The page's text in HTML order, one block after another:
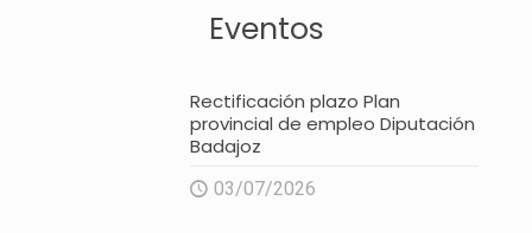
Eventos
Rectificación plazo Plan
provincial de empleo Diputación
Badajoz
03/07/2026